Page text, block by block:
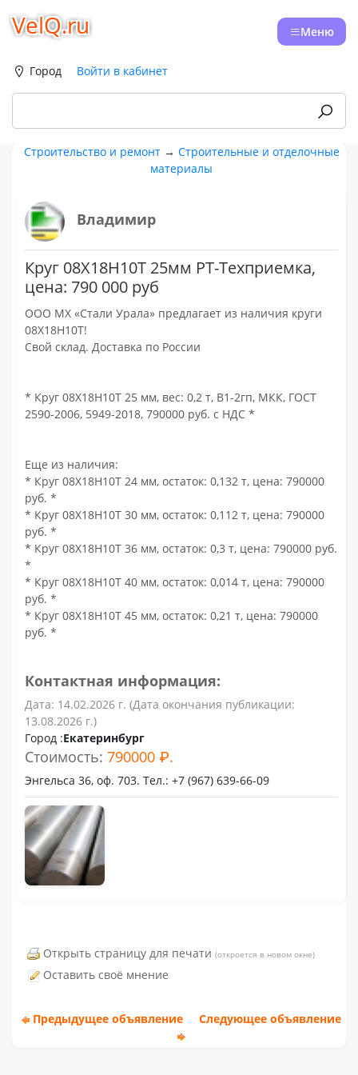
VelQ.ru Меню
Город Войти в кабинет
Строительство и ремонт→ Строительные и отделочные
материалы
Владимир
Круг 08Х18Н10Т 25мм РТ-Техприемка,
цена: 790 000 руб
ООО МХ «Стали Урала» предлагает из наличия круги
08Х18Н10Т!
Свой склад. Доставка по России
* Круг 08Х18Н10Т 25 мм, вес: 0,2 т, В1-2гп, МКК, ГОСТ
2590-2006, 5949-2018, 790000 руб. с НДС *
Еще из наличия:
* Круг 08Х18Н10Т 24 мм, остаток: 0,132 т, цена: 790000
руб. *
* Круг 08Х18Н10Т 30 мм, остаток: 0,112 т, цена: 790000
руб. *
* Круг 08Х18Н10Т 36 мм, остаток: 0,3 т, цена: 790000 руб.
*
* Круг 08Х18Н10Т 40 мм, остаток: 0,014 т, цена: 790000
руб. *
* Круг 08Х18Н10Т 45 мм, остаток: 0,21 т, цена: 790000
руб. *
Контактная информация:
Дата: 14.02.2026 г. (Дата окончания публикации:
13.08.2026 г.)
Город :Екатеринбург
Стоимость:790000 ₽.
Энгельса 36, оф. 703. Тел.: +7 (967) 639-66-09
Открыть страницу для печати (откроется в новом окне)
Оставить своё мнение
Предыдущее объявление Следующее объявление